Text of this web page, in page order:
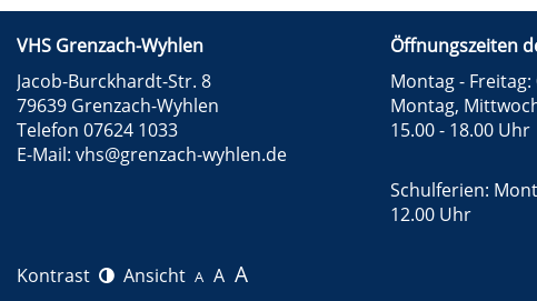
VHS Grenzach-Wyhlen
Jacob-Burckhardt-Str. 8
79639 Grenzach-Wyhlen
Telefon 07624 1033
E-Mail: vhs@grenzach-wyhlen.de
Öffnungszeiten
Montag - Freitag:
Montag,
15.00 - 18.00 Uhr
Schulferien:
12.00 Uhr
Kontrast Ansicht A A A